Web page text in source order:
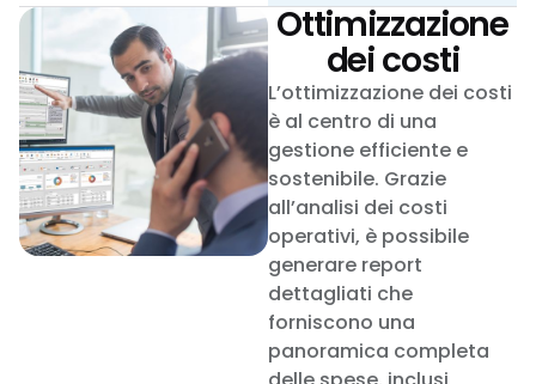
Ottimizzazione
dei costi
L’ottimizzazione dei costi
è al centro di una
gestione efficiente e
sostenibile. Grazie
all’analisi dei costi
operativi, è possibile
generare report
dettagliati che
forniscono una
panoramica completa